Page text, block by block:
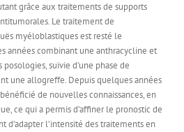
grâce aux traitements de supports
Le traitement de
myéloblastiques est resté le
années combinant une anthracycline et
suivie d’une phase de
une allogreffe. Depuis quelques années
de nouvelles connaissances, en
ce qui a permis d’affiner le pronostic de
d’adapter l’intensité des traitements en